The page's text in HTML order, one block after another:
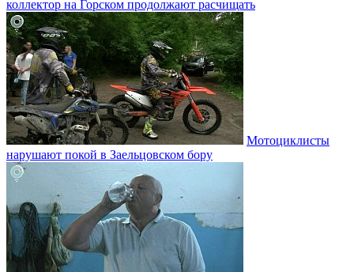
коллектор на Горском продолжают расчищать
Мотоциклисты
нарушают покой в Заельцовском бору